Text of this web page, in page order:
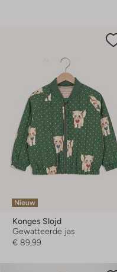
Nieuw
Konges Slojd
Gewatteerde jas
€ 89,99